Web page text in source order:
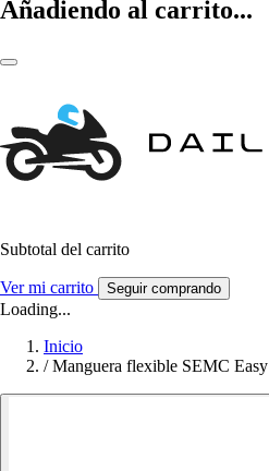
Añadiendo al carrito...
Subtotal del carrito
Ver mi carrito Seguir comprando
Loading...
Inicio
/ Manguera flexible SEMC Easy